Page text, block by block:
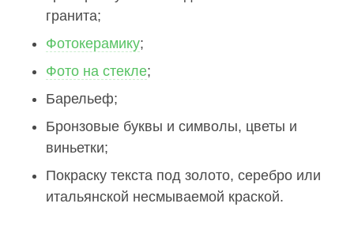
гранита;
Фотокерамику;
Фото на стекле;
Барельеф;
Бронзовые буквы и символы, цветы и
виньетки;
Покраску текста под золото, серебро или
итальянской несмываемой краской.